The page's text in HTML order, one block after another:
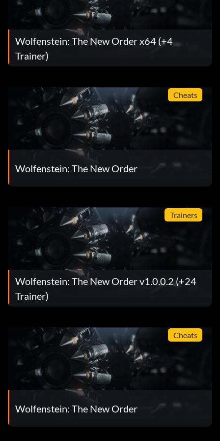
Wächter (Bronze): Schalte die Abriss-Perk 7 frei.
Abgehärtet (Silber): Schalte den Abbruch-Perk 8 frei.
Wolfenstein: The New Order x64 (+4
Trainer)
Cheats
Wolfenstein: The New Order
Trainers
Wolfenstein: The New Order v1.0.0.2 (+24
Trainer)
Cheats
Wolfenstein: The New Order